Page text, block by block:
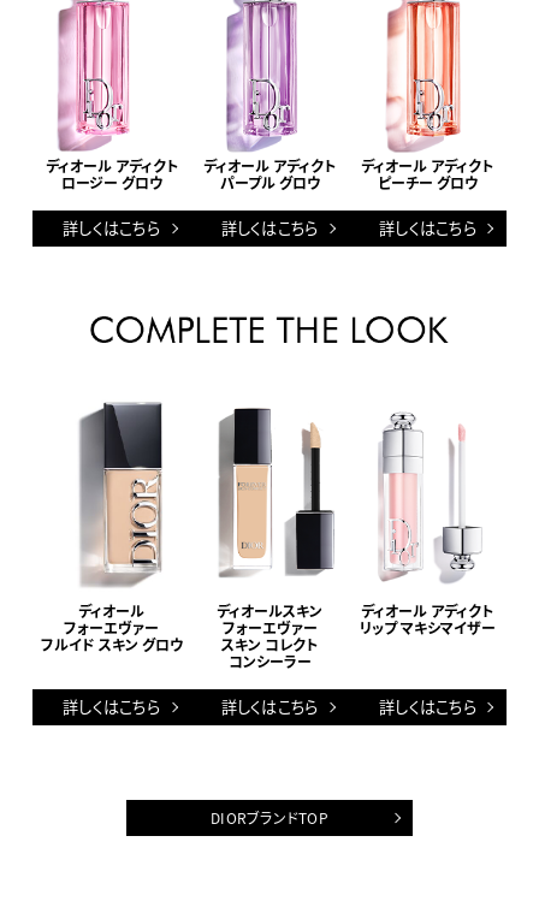
ディオール アディクト
ロージー グロウ
詳しくはこちら
ディオール アディクト
パープル グロウ
詳しくはこちら
ディオール アディクト
ピーチー グロウ
詳しくはこちら
ディオール
フォーエヴァー
フルイド スキン グロウ
詳しくはこちら
ディオールスキン
フォーエヴァー
スキン コレクト
コンシーラー
詳しくはこちら
ディオール アディクト
リップ マキシマイザー
詳しくはこちら
DIORブランドTOP